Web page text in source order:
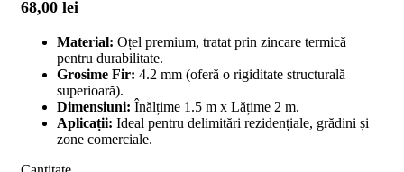
68,00 lei
Material: Oțel premium, tratat prin zincare termică
pentru durabilitate.
Grosime Fir: 4.2 mm (oferă o rigiditate structurală
superioară).
Dimensiuni: Înălțime 1.5 m x Lățime 2 m.
Aplicații: Ideal pentru delimitări rezidențiale, grădini și
zone comerciale.